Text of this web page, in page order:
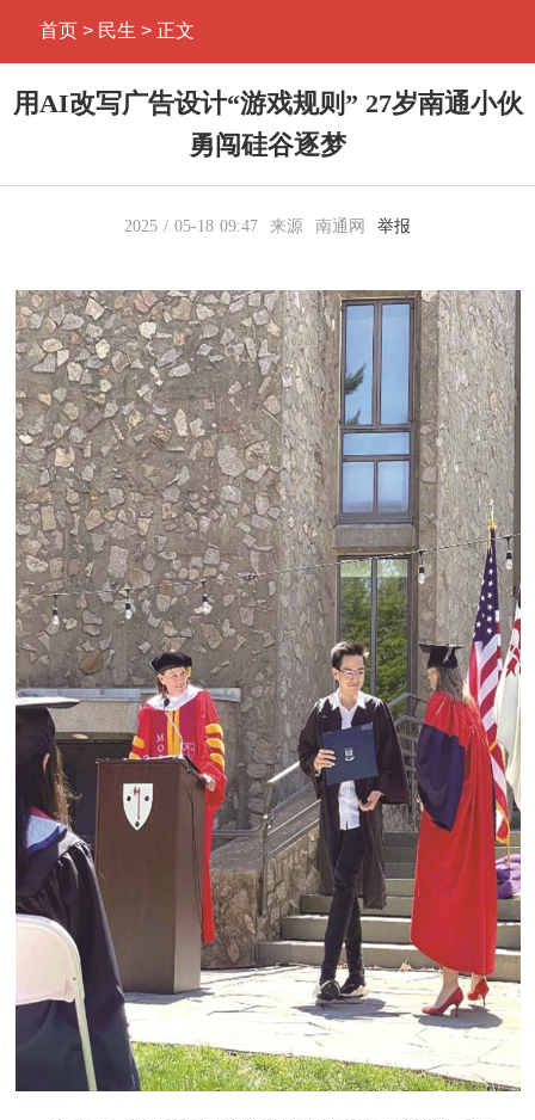
首页 > 民生 > 正文
用AI改写广告设计“游戏规则” 27岁南通小伙
勇闯硅谷逐梦
2025 05-18 09:47 来源 南通网 举报